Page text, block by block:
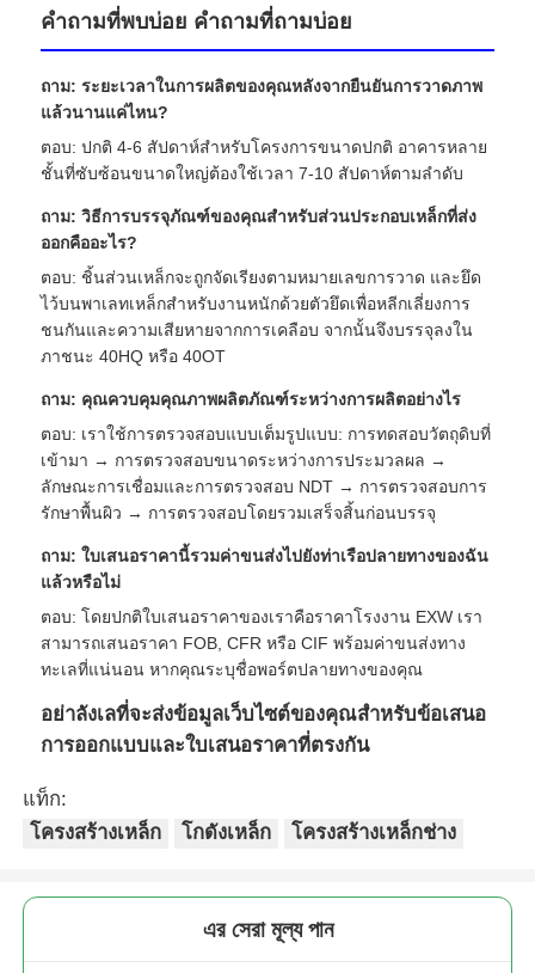
คำถามที่พบบ่อย คำถามที่ถามบ่อย
ถาม: ระยะเวลาในการผลิตของคุณหลังจากยืนยันการวาดภาพ
แล้วนานแค่ไหน?
ตอบ: ปกติ 4-6 สัปดาห์สำหรับโครงการขนาดปกติ อาคารหลาย
ชั้นที่ซับซ้อนขนาดใหญ่ต้องใช้เวลา 7-10 สัปดาห์ตามลำดับ
ถาม: วิธีการบรรจุภัณฑ์ของคุณสำหรับส่วนประกอบเหล็กที่ส่ง
ออกคืออะไร?
ตอบ: ชิ้นส่วนเหล็กจะถูกจัดเรียงตามหมายเลขการวาด และยึด
ไว้บนพาเลทเหล็กสำหรับงานหนักด้วยตัวยึดเพื่อหลีกเลี่ยงการ
ชนกันและความเสียหายจากการเคลือบ จากนั้นจึงบรรจุลงใน
ภาชนะ 40HQ หรือ 40OT
ถาม: คุณควบคุมคุณภาพผลิตภัณฑ์ระหว่างการผลิตอย่างไร
ตอบ: เราใช้การตรวจสอบแบบเต็มรูปแบบ: การทดสอบวัตถุดิบที่
เข้ามา → การตรวจสอบขนาดระหว่างการประมวลผล →
ลักษณะการเชื่อมและการตรวจสอบ NDT → การตรวจสอบการ
รักษาพื้นผิว → การตรวจสอบโดยรวมเสร็จสิ้นก่อนบรรจุ
ถาม: ใบเสนอราคานี้รวมค่าขนส่งไปยังท่าเรือปลายทางของฉัน
แล้วหรือไม่
ตอบ: โดยปกติใบเสนอราคาของเราคือราคาโรงงาน EXW เรา
สามารถเสนอราคา FOB, CFR หรือ CIF พร้อมค่าขนส่งทาง
ทะเลที่แน่นอน หากคุณระบุชื่อพอร์ตปลายทางของคุณ
อย่าลังเลที่จะส่งข้อมูลเว็บไซต์ของคุณสำหรับข้อเสนอ
การออกแบบและใบเสนอราคาที่ตรงกัน
แท็ก:
โครงสร้างเหล็ก
โกดังเหล็ก โครงสร้างเหล็กช่าง
এর সেরা মূল্য পান